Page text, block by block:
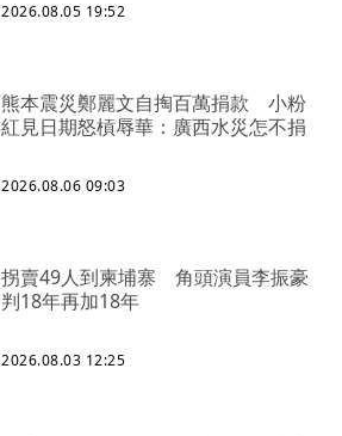
2026.08.05 19:52
熊本震災鄭麗文自掏百萬捐款 小粉
紅見日期怒槓辱華：廣西水災怎不捐
2026.08.06 09:03
拐賣49人到柬埔寨 角頭演員李振豪
判18年再加18年
2026.08.03 12:25